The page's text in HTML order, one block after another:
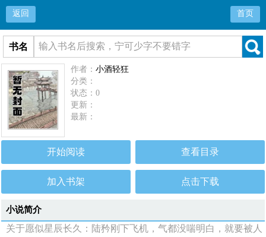
返回 首页
书名
作者：小酒轻狂
分类：
状态：0
更新：
最新：
开始阅读 查看目录
加入书架 点击下载
小说简介
关于愿似星辰长久：陆矜刚下飞机，气都没喘明白，就要被人